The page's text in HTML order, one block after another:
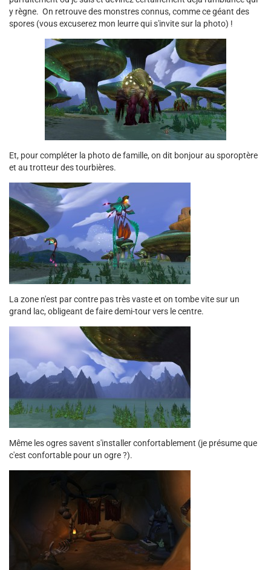
y règne. On retrouve des monstres connus, comme ce géant des
spores (vous excuserez mon leurre qui s'invite sur la photo) !
Et, pour compléter la photo de famille, on dit bonjour au sporoptère
et au trotteur des tourbières.
La zone n'est par contre pas très vaste et on tombe vite sur un
grand lac, obligeant de faire demi-tour vers le centre.
Même les ogres savent s'installer confortablement (je présume que
c'est confortable pour un ogre ?).